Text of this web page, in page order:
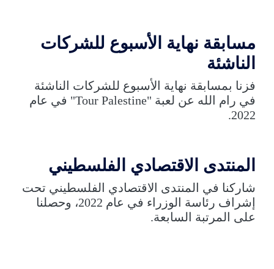
مسابقة نهاية الأسبوع للشركات
الناشئة
فزنا بمسابقة نهاية الأسبوع للشركات الناشئة
في رام الله عن لعبة "Tour Palestine" في عام
2022.
المنتدى الاقتصادي الفلسطيني
شاركنا في المنتدى الاقتصادي الفلسطيني تحت
إشراف رئاسة الوزراء في عام 2022، وحصلنا
على المرتبة السابعة.